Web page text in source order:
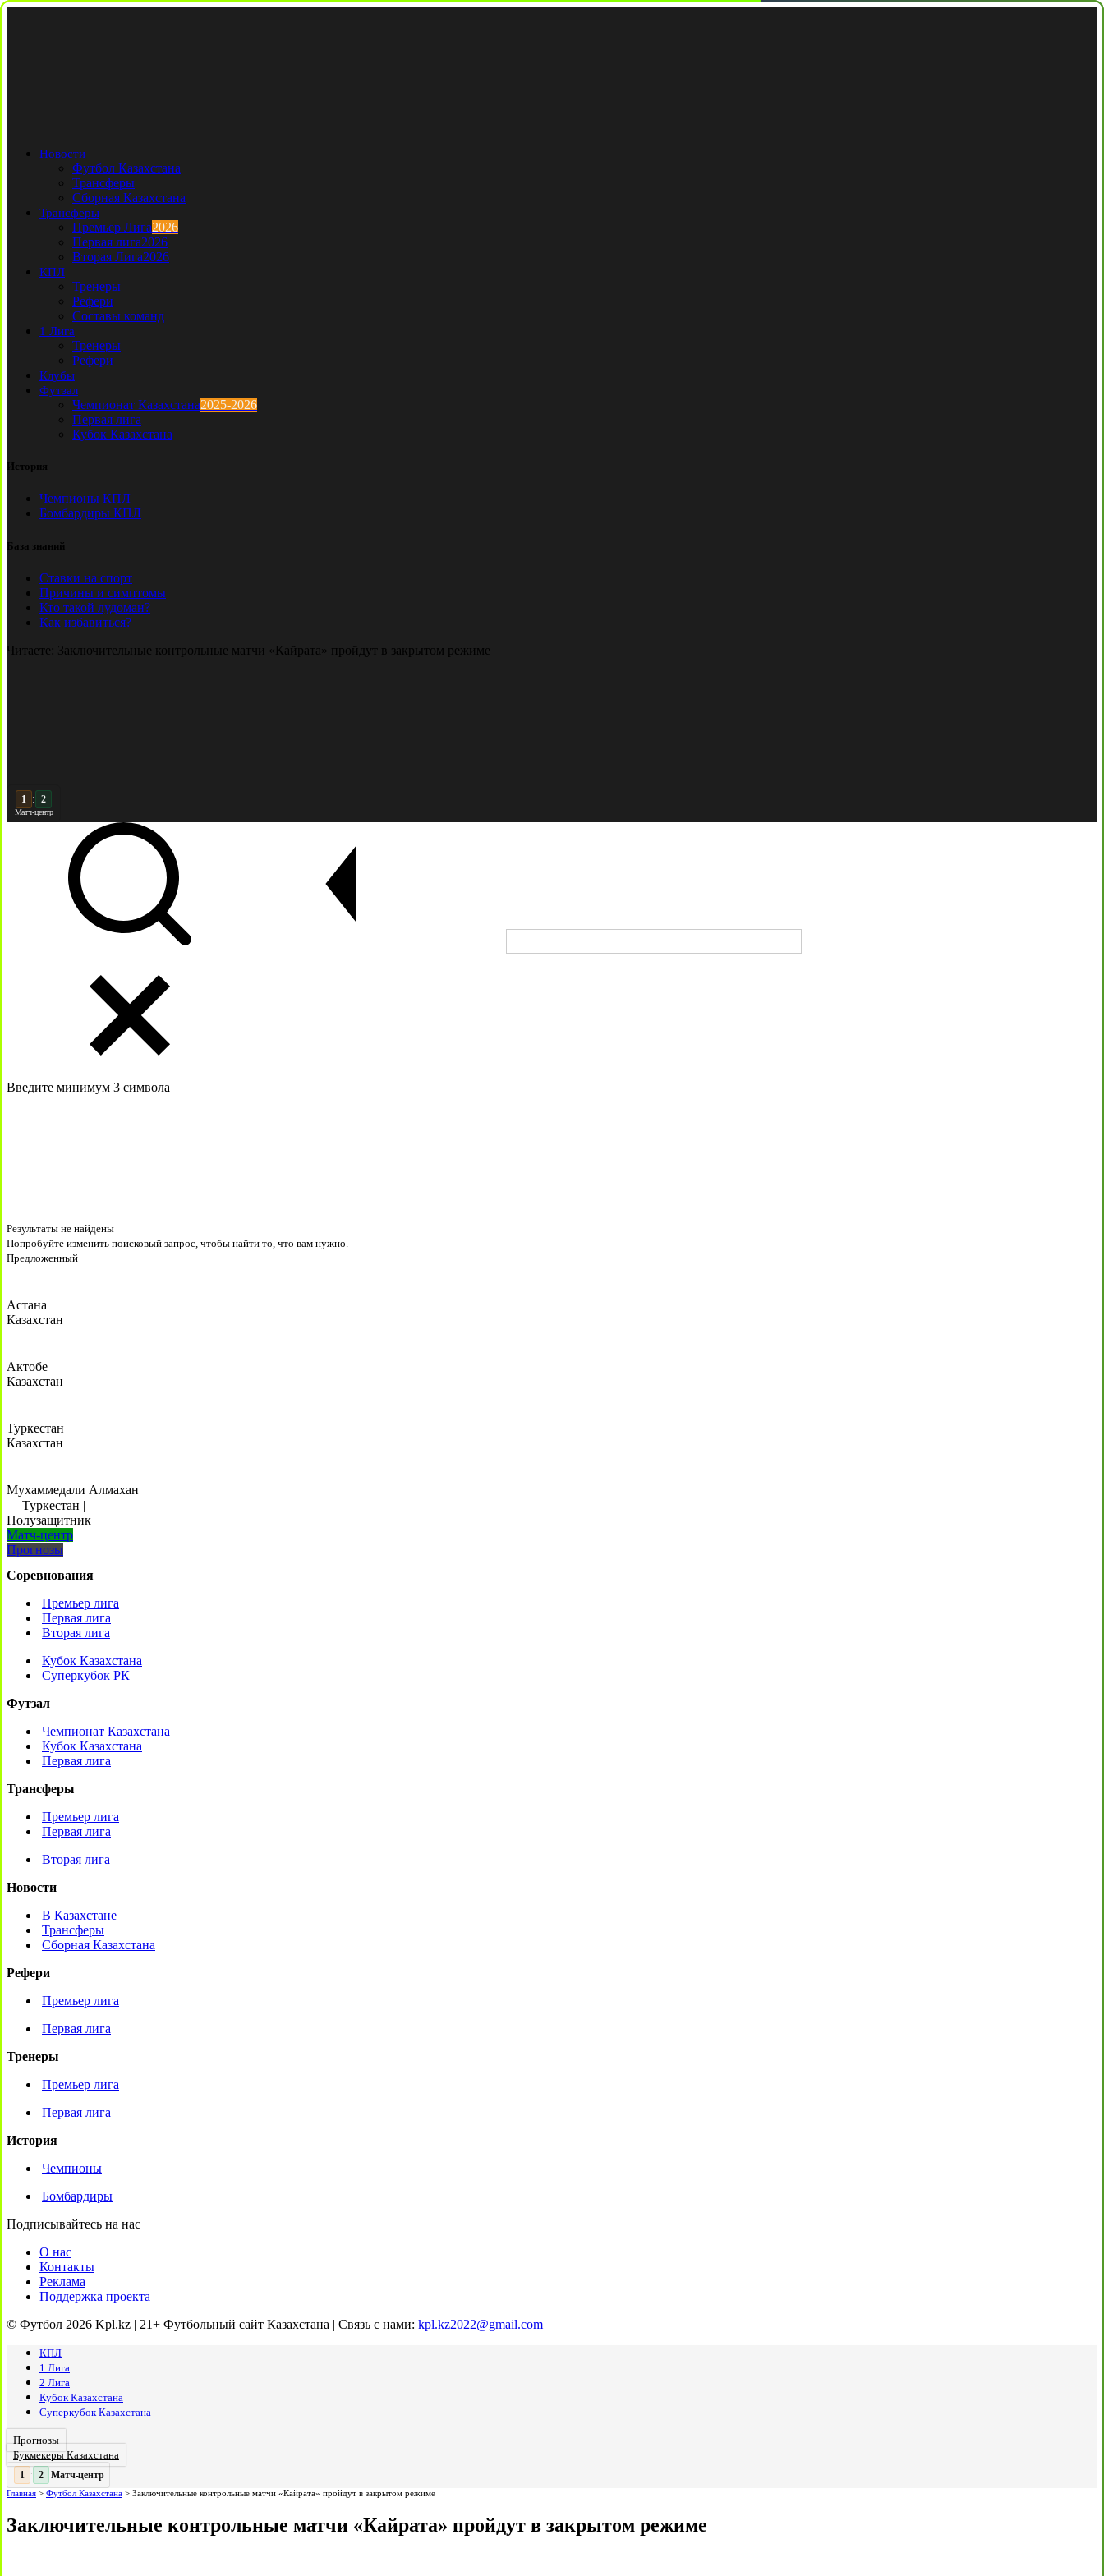
Новости
Футбол Казахстана
Трансферы
Сборная Казахстана
Трансферы
Премьер Лига2026
Первая лига2026
Вторая Лига2026
КПЛ
Тренеры
Рефери
Составы команд
1 Лига
Тренеры
Рефери
Клубы
Футзал
Чемпионат Казахстана2025-2026
Первая лига
Кубок Казахстана
История
Чемпионы КПЛ
Бомбардиры КПЛ
База знаний
Ставки на спорт
Причины и симптомы
Кто такой лудоман?
Как избавиться?
Читаете: Заключительные контрольные матчи «Кайрата» пройдут в закрытом режиме
2 : 2
Матч-центр
Введите минимум 3 символа
Результаты не найдены
Попробуйте изменить поисковый запрос, чтобы найти то, что вам нужно.
Предложенный
Астана
Казахстан
Актобе
Казахстан
Туркестан
Казахстан
Мухаммедали Алмахан
Туркестан |
Полузащитник
Матч-центр
Прогнозы
Соревнования
Премьер лига
Первая лига
Вторая лига
Кубок Казахстана
Суперкубок РК
Футзал
Чемпионат Казахстана
Кубок Казахстана
Первая лига
Трансферы
Премьер лига
Первая лига
Вторая лига
Новости
В Казахстане
Трансферы
Сборная Казахстана
Рефери
Премьер лига
Первая лига
Тренеры
Премьер лига
Первая лига
История
Чемпионы
Бомбардиры
Подписывайтесь на нас
О нас
Контакты
Реклама
Поддержка проекта
© Футбол 2026 Kpl.kz | 21+ Футбольный сайт Казахстана | Связь с нами: kpl.kz2022@gmail.com
КПЛ
1 Лига
2 Лига
Кубок Казахстана
Суперкубок Казахстана
Прогнозы
Букмекеры Казахстана
2 : 2 Матч-центр
Главная > Футбол Казахстана > Заключительные контрольные матчи «Кайрата» пройдут в закрытом режиме
Заключительные контрольные матчи «Кайрата» пройдут в закрытом режиме